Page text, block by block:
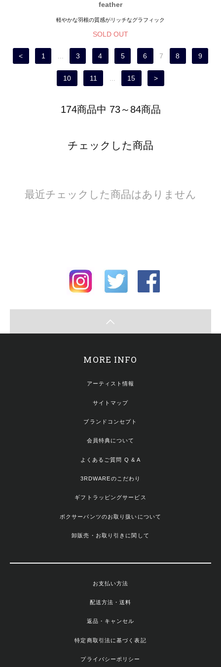
feather
軽やかな羽根の質感がリッチなグラフィック
SOLD OUT
< 1 3 4 5 6 7 8 9
10 11 15 >
174商品中 73～84商品
チェックした商品
最近チェックした商品はありません
MORE INFO
アーティスト情報
サイトマップ
ブランドコンセプト
会員特典について
よくあるご質問 Q & A
3RDWAREのこだわり
ギフトラッピングサービス
ボクサーパンツのお取り扱いについて
卸販売・お取り引きに関して
お支払い方法
配送方法・送料
返品・キャンセル
特定商取引法に基づく表記
プライバシーポリシー